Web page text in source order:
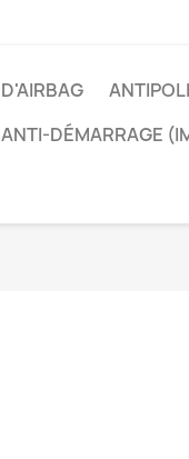
ANTI-DÉMARRAGE